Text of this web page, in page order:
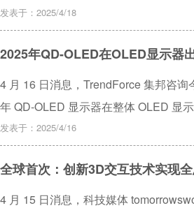
设厂，因为设厂一定亏钱，做的越多赔
发表于：2025/4/18
2025年QD-OLED在OLED显示器
4 月 16 日消息，TrendForce 集邦咨
年 QD-OLED 显示器在整体 OLED 显
发表于：2025/4/16
全球首次：创新3D交互技术实现
4 月 15 日消息，科技媒体